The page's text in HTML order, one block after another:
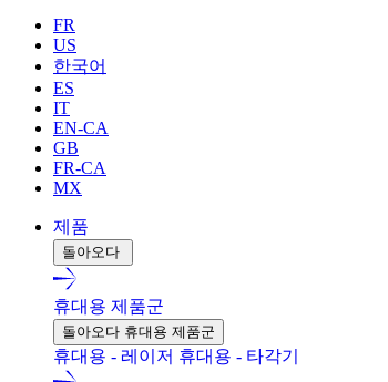
FR
US
한국어
ES
IT
EN-CA
GB
FR-CA
MX
제품
돌아오다
휴대용 제품군
돌아오다 휴대용 제품군
휴대용 - 레이저 휴대용 - 타각기